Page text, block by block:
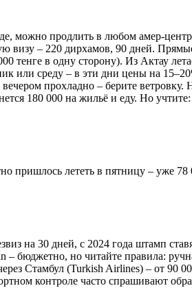
можно продлить в любом амер-
визу – 220 дирхамов, 90 дней.
тенге в одну сторону). Из Актау
или среду – в эти дни цены на
прохладно – берите
180 000 на жильё и еду. Но
пришлось лететь в пятницу – уже 78
на 30 дней, с 2024 года штамп
бюджетно, но читайте правила:
Стамбул (Turkish Airlines) – от 90
контроле часто спрашивают